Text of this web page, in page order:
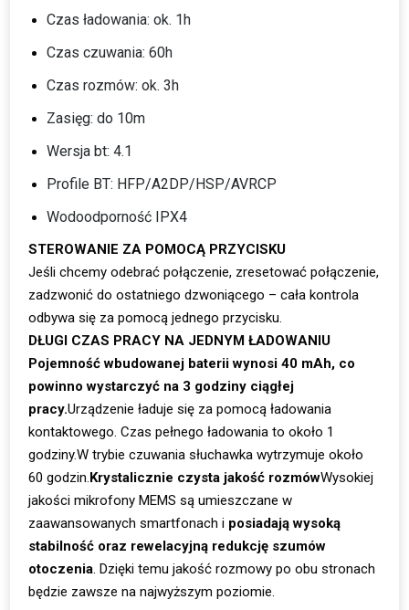
Czas ładowania: ok. 1h
Czas czuwania: 60h
Czas rozmów: ok. 3h
Zasięg: do 10m
Wersja bt: 4.1
Profile BT: HFP/A2DP/HSP/AVRCP
Wodoodporność IPX4
STEROWANIE ZA POMOCĄ PRZYCISKU
Jeśli chcemy odebrać połączenie, zresetować połączenie,
zadzwonić do ostatniego dzwoniącego – cała kontrola
odbywa się za pomocą jednego przycisku.
DŁUGI CZAS PRACY NA JEDNYM ŁADOWANIU
Pojemność wbudowanej baterii wynosi 40 mAh, co
powinno wystarczyć na 3 godziny ciągłej
pracy.Urządzenie ładuje się za pomocą ładowania
kontaktowego. Czas pełnego ładowania to około 1
godziny.W trybie czuwania słuchawka wytrzymuje około
60 godzin. Krystalicznie czysta jakość rozmówWysokiej
jakości mikrofony MEMS są umieszczane w
zaawansowanych smartfonach i posiadają wysoką
stabilność oraz rewelacyjną redukcję szumów
otoczenia. Dzięki temu jakość rozmowy po obu stronach
będzie zawsze na najwyższym poziomie.